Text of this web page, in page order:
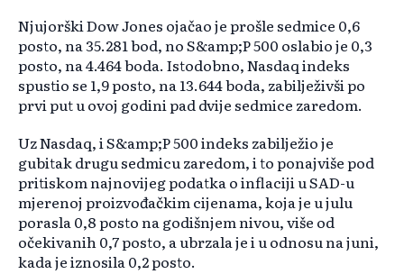
Njujorški Dow Jones ojačao je prošle sedmice 0,6
posto, na 35.281 bod, no S&amp;P 500 oslabio je 0,3
posto, na 4.464 boda. Istodobno, Nasdaq indeks
spustio se 1,9 posto, na 13.644 boda, zabilježivši po
prvi put u ovoj godini pad dvije sedmice zaredom.
Uz Nasdaq, i S&amp;P 500 indeks zabilježio je
gubitak drugu sedmicu zaredom, i to ponajviše pod
pritiskom najnovijeg podatka o inflaciji u SAD-u
mjerenoj proizvođačkim cijenama, koja je u julu
porasla 0,8 posto na godišnjem nivou, više od
očekivanih 0,7 posto, a ubrzala je i u odnosu na juni,
kada je iznosila 0,2 posto.